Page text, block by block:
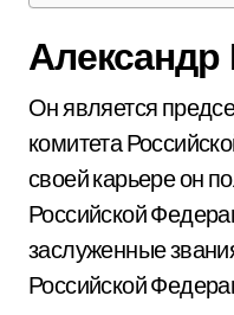
Он является
комитета
своей карьере он
Российской
заслуженные
Российской